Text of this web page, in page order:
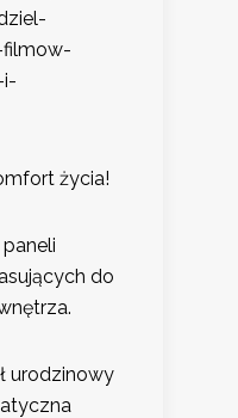
i-
życia!
do
urodzinowy